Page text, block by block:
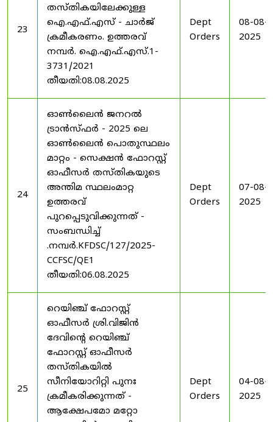
23
തസ്തികയിലേക്കുള്ള
ഐ.എഫ്.എസ് - ചാർജ്
ക്രമീകരണം. ഉത്തരവ്
നമ്പർ. ഐ.എഫ്.എസ്.1-
3731/2021
തീയതി:08.08.2025
Dept
Orders
08-08-
2025
24
ഓൺലൈൻ ജനറൽ
ട്രാൻസ്ഫർ - 2025 ലെ
ഓൺലൈൻ പൊതുസ്ഥലം
മാറ്റം - സെക്ഷൻ ഫോറസ്റ്റ്
ഓഫീസർ തസ്തികയുടെ
അന്തിമ സ്ഥലംമാറ്റ
ഉത്തരവ്
പുറപ്പെടുവിക്കുന്നത് -
സംബന്ധിച്ച്
.നമ്പർ.KFDSC/127/2025-
CCFSC/QE1
തീയതി:06.08.2025
Dept
Orders
07-08-
2025
25
റെയിഞ്ച് ഫോറസ്റ്റ്
ഓഫീസർ ശ്രി.വിജിൻ
ദേവിന്റെ റെയിഞ്ച്
ഫോറസ്റ്റ് ഓഫീസർ
തസ്തികയിൽ
സീനിയോറിറ്റി പുനഃ
ക്രമീകരിക്കുന്നത് -
ആക്ഷേപമോ മറ്റോ
Dept
Orders
04-08-
2025